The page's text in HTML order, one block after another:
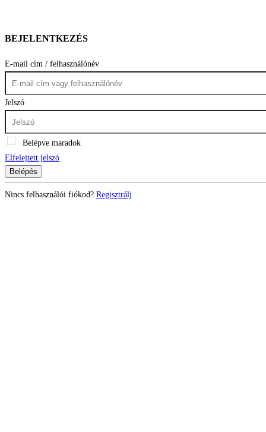
BEJELENTKEZÉS
E-mail cím / felhasználónév
Jelszó
Belépve maradok
Elfelejtett jelszó
Belépés
Nincs felhasználói fiókod? Regisztrálj